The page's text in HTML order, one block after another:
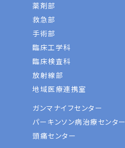
薬剤部
救急部
手術部
臨床工学科
臨床検査科
放射線部
地域医療連携室
ガンマナイフセンター
パーキンソン病治療センター
頭痛センター